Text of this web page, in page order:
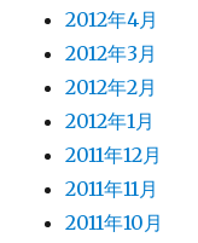
2012年4月
2012年3月
2012年2月
2012年1月
2011年12月
2011年11月
2011年10月